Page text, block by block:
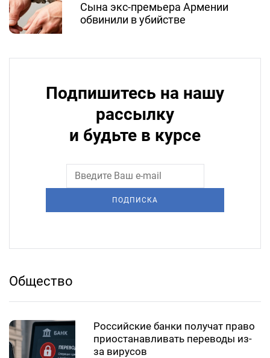
Сына экс-премьера Армении
обвинили в убийстве
Подпишитесь на нашу
рассылку
и будьте в курсе
ПОДПИСКА
Общество
Российские банки получат право
приостанавливать переводы из-
за вирусов